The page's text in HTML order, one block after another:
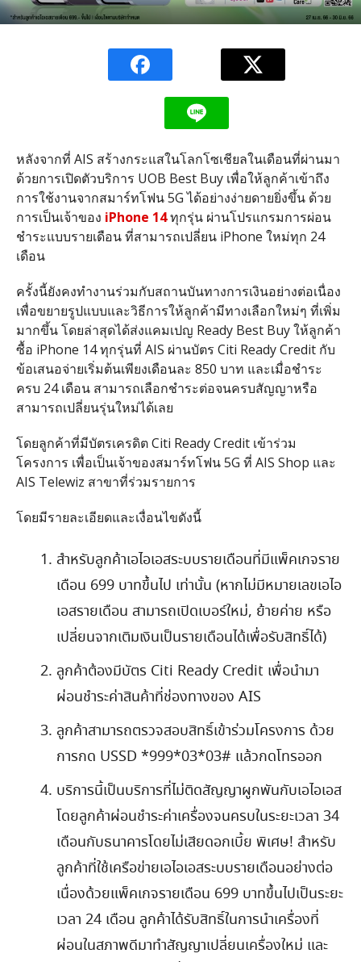
หลังจากที่ AIS สร้างกระแสในโลกโซเชียลในเดือนที่ผ่านมา
ด้วยการเปิดตัวบริการ UOB Best Buy เพื่อให้ลูกค้าเข้าถึง
การใช้งานจากสมาร์ทโฟน5Gได้อย่างง่ายดายยิ่งขึ้น ด้วย
การเป็นเจ้าของ iPhone 14ทุกรุ่น ผ่านโปรแกรมการผ่อน
ชำระแบบรายเดือน ที่สามารถเปลี่ยนiPhone ใหม่ทุก 24
เดือน
ครั้งนี้ยังคงทำงานร่วมกับสถานบันทางการเงินอย่างต่อเนื่อง
เพื่อขยายรูปแบบและวิธีการให้ลูกค้ามีทางเลือกใหม่ๆ ที่เพิ่ม
มากขึ้น โดยล่าสุดได้ส่งแคมเปญ Ready Best Buyให้ลูกค้า
ซื้อ iPhone 14ทุกรุ่นที่ AIS ผ่านบัตร Citi Ready Credit กับ
ข้อเสนอจ่ายเริ่มต้นเพียงเดือนละ 850 บาท และเมื่อชำระ
ครบ 24เดือน สามารถเลือกชำระต่อจนครบสัญญาหรือ
สามารถเปลี่ยนรุ่นใหม่ได้เลย
โดยลูกค้าที่มีบัตรเครดิตCiti Ready Credit เข้าร่วม
โครงการ เพื่อเป็นเจ้าของสมาร์ทโฟน5G ที่ AIS Shop และ
AIS Telewiz สาขาที่ร่วมรายการ
โดยมีรายละเอียดและเงื่อนไขดังนี้
สำหรับลูกค้าเอไอเอสระบบรายเดือนที่มีแพ็คเกจราย
เดือน 699 บาทขึ้นไป เท่านั้น (หากไม่มีหมายเลขเอไอ
เอสรายเดือน สามารถเปิดเบอร์ใหม่, ย้ายค่าย หรือ
เปลี่ยนจากเติมเงินเป็นรายเดือนได้เพื่อรับสิทธิ์ได้)
ลูกค้าต้องมีบัตร Citi Ready Credit เพื่อนำมา
ผ่อนชำระค่าสินค้าที่ช่องทางของ AIS
ลูกค้าสามารถตรวจสอบสิทธิ์เข้าร่วมโครงการ ด้วย
การกด USSD *999*03*03# แล้วกดโทรออก
บริการนี้เป็นบริการที่ไม่ติดสัญญาผูกพันกับเอไอเอส
โดยลูกค้าผ่อนชำระค่าเครื่องจนครบในระยะเวลา 34
เดือนกับธนาคารโดยไม่เสียดอกเบี้ย พิเศษ! สำหรับ
ลูกค้าที่ใช้เครือข่ายเอไอเอสระบบรายเดือนอย่างต่อ
เนื่องด้วยแพ็คเกจรายเดือน 699 บาทขึ้นไปเป็นระยะ
เวลา 24 เดือน ลูกค้าได้รับสิทธิ์ในการนำเครื่องที่
ผ่อนในสภาพดีมาทำสัญญาเปลี่ยนเครื่องใหม่ และ